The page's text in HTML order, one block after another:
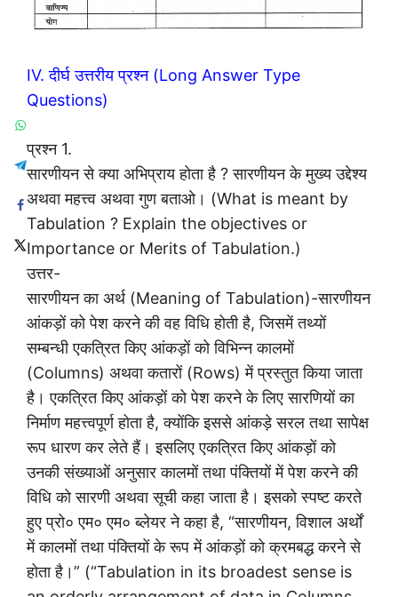
IV. दीर्घ उत्तरीय प्रश्न (Long Answer Type
Questions)
प्रश्न 1.
सारणीयन से क्या अभिप्राय होता है ? सारणीयन के मुख्य उद्देश्य
अथवा महत्त्व अथवा गुण बताओ। (What is meant by
Tabulation ? Explain the objectives or
Importance or Merits of Tabulation.)
उत्तर-
सारणीयन का अर्थ (Meaning of Tabulation)-सारणीयन
आंकड़ों को पेश करने की वह विधि होती है, जिसमें तथ्यों
सम्बन्धी एकत्रित किए आंकड़ों को विभिन्न कालमों
(Columns) अथवा कतारों (Rows) में प्रस्तुत किया जाता
है। एकत्रित किए आंकड़ों को पेश करने के लिए सारणियों का
निर्माण महत्त्वपूर्ण होता है, क्योंकि इससे आंकड़े सरल तथा सापेक्ष
रूप धारण कर लेते हैं। इसलिए एकत्रित किए आंकड़ों को
उनकी संख्याओं अनुसार कालमों तथा पंक्तियों में पेश करने की
विधि को सारणी अथवा सूची कहा जाता है। इसको स्पष्ट करते
हुए प्रो० एम० एम० ब्लेयर ने कहा है, “सारणीयन, विशाल अर्थों
में कालमों तथा पंक्तियों के रूप में आंकड़ों को क्रमबद्ध करने से
होता है।” (“Tabulation in its broadest sense is